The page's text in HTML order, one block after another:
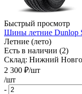
Быстрый просмотр
Шины летние Dunlop
Летние (лето)
Есть в наличии (2)
Склад: Нижний
2 300 ₽/шт
/шт
-